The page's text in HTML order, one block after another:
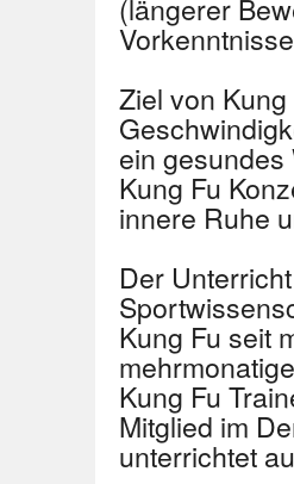
(längerer
Ziel von
ein
Kung Fu
innere Ruhe
Der
Kung Fu seit
Kung Fu
Mitglied im
unterrichtet